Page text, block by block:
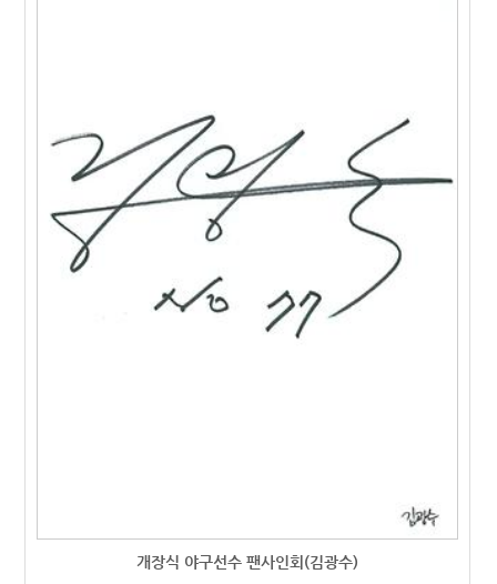
개장식 야구선수 팬사인회(김광수)